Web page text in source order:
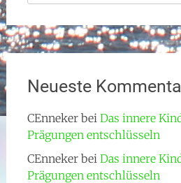
nach:
Neueste
CEnnekerbei Das innere
Prägungen entschlüsseln
CEnnekerbei Das innere
Prägungen entschlüsseln